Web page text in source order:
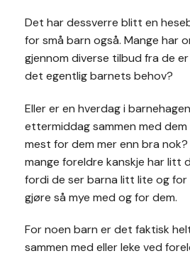
Det har dessverre blitt en
for små barn også. Mange har
gjennom diverse tilbud fra de er
det egentlig barnets behov?
Eller er en hverdag i
ettermiddag sammen med
mest for dem mer enn bra
mange foreldre kanskje har litt
fordi de ser barna litt lite og
gjøre så mye med og for dem.
For noen barn er det faktisk
sammen med eller leke ved